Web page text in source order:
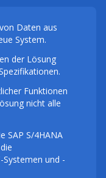
Daten aus
System.
der Lösung
Funktionen
nicht alle
SAP S/4HANA
und -